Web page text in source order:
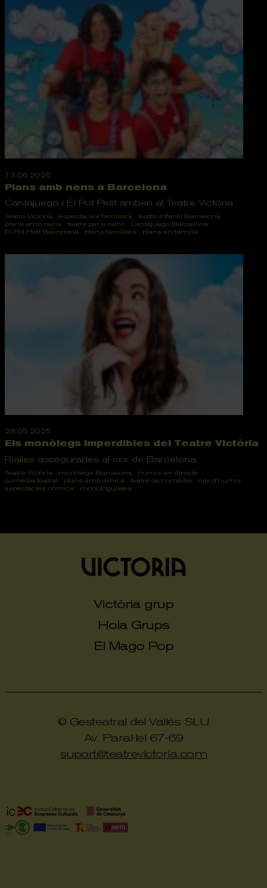
13.06.2025
Plans amb nens a Barcelona
Cantajuego i El Pot Petit arriben al Teatre Victòria
Teatre Victòria espectacles familiars
teatre infantil Barcelona
plans amb nens
teatre per a nens
Cantajuego Barcelona
El Pot Petit Barcelona
plans familiars plans en familia
28.05.2025
Els monòlegs imperdibles del Teatre Victòria
Rialles assegurades al cor de Barcelona
Teatre Victòria monòlegs Barcelona
humor en directe
comèdia teatral
plans amb amics teatre de comèdia
nits d'humor
espectacles còmics
monologuistes
Victòria grup
Hola Grups
El Mago Pop
© Gesteatral del Vallés SLU
Av. Paral·lel 67-69
suport@teatrevictoria.com